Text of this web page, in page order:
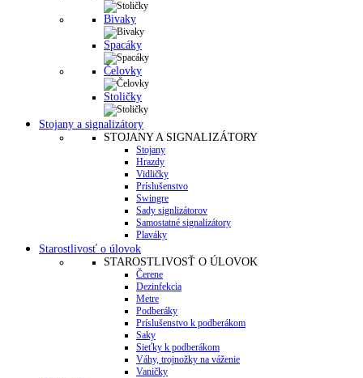
Bivaky
Spacáky
Čelovky
Stoličky
Stojany a signalizátory
STOJANY A SIGNALIZÁTORY
Stojany
Hrazdy
Vidličky
Príslušenstvo
Swingre
Sady signlizátorov
Samostatné signalizátory
Plaváky
Starostlivosť o úlovok
STAROSTLIVOSŤ O ÚLOVOK
Čerene
Dezinfekcia
Metre
Podberáky
Príslušenstvo k podberákom
Saky
Sieťky k podberákom
Váhy, trojnožky na váženie
Vaničky